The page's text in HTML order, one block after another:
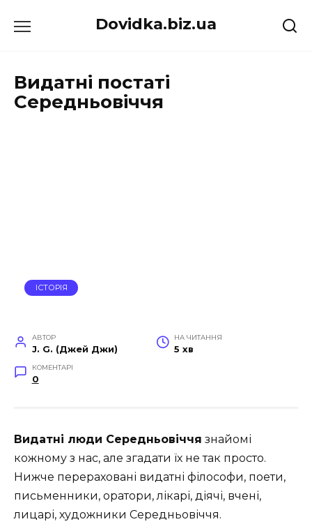
до
Dovidka.biz.ua
Видатні постаті
Середньовіччя
ІСТОРІЯ
АВТОР
J. G. (Джей Джи)
НА ЧИТАННЯ
5 хв
КОМЕНТАРІ
0
Видатні люди Середньовіччя знайомі
кожному з нас, але згадати їх не так просто.
Нижче перераховані видатні філософи, поети,
письменники, оратори, лікарі, діячі, вчені,
лицарі, художники Середньовіччя.